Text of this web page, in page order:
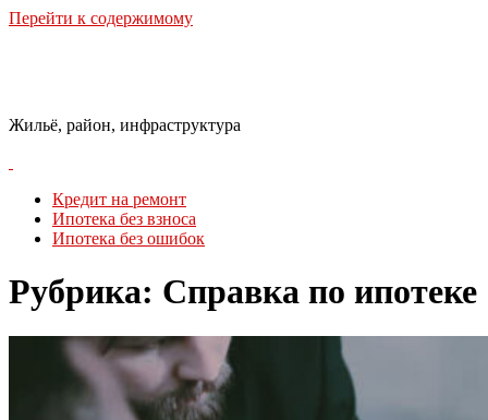
Перейти к содержимому
Жильё, район, инфраструктура
Кредит на ремонт
Ипотека без взноса
Ипотека без ошибок
Рубрика: Справка по ипотеке